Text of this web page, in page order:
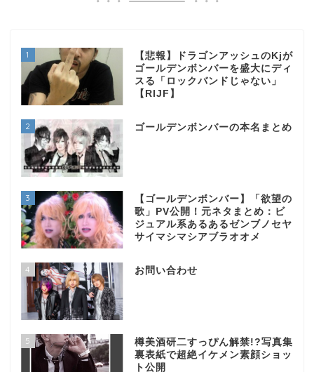
1
【悲報】ドラゴンアッシュのKjが
ゴールデンボンバーを盛大にディ
スる「ロックバンドじゃない」
【RIJF】
2 ゴールデンボンバーの本名まとめ
3
【ゴールデンボンバー】「欲望の
歌」PV公開！元ネタまとめ：ビ
ジュアル系あるあるゼンブノセヤ
サイマシマシアブラオオメ
4 お問い合わせ
5
樽美酒研二すっぴん解禁!?写真集
裏表紙で超絶イケメン素顔ショッ
ト公開